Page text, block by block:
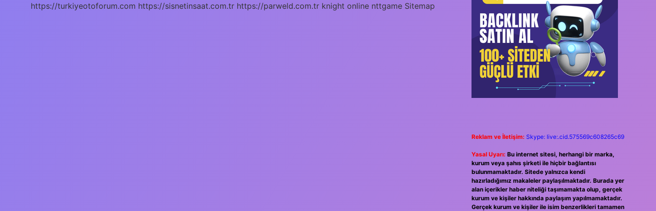
https://turkiyeotoforum.com https://sisnetinsaat.com.tr https://parweld.com.tr knight online nttgame Sitemap
Reklam ve İletişim: Skype: live:.cid.575569c608265c69
Yasal Uyarı: Bu internet sitesi, herhangi bir marka,
kurum veya şahıs şirketi ile hiçbir bağlantısı
bulunmamaktadır. Sitede yalnızca kendi
hazırladığımız makaleler paylaşılmaktadır. Burada yer
alan içerikler haber niteliği taşımamakta olup, gerçek
kurum ve kişiler hakkında paylaşım yapılmamaktadır.
Gerçek kurum ve kişiler ile isim benzerlikleri tamamen